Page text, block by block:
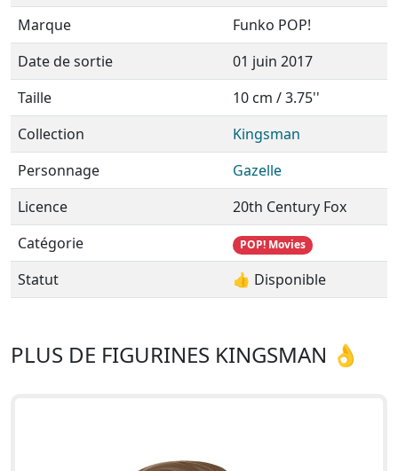
Marque
Funko POP!
Date de sortie
01 juin 2017
Taille
10 cm / 3.75''
Collection
Kingsman
Personnage
Gazelle
Licence
20th Century Fox
Catégorie
POP! Movies
Statut 👍 Disponible
PLUS DE FIGURINES KINGSMAN 👌